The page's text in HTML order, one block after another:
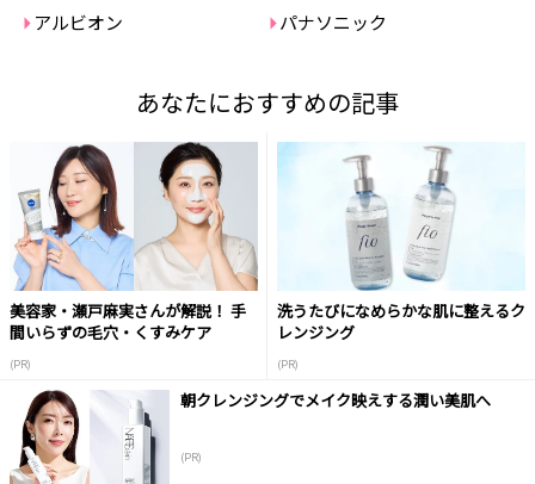
アルビオン パナソニック
あなたにおすすめの記事
美容家・瀬戸麻実さんが解説！ 手
間いらずの毛穴・くすみケア
(PR)
洗うたびになめらかな肌に整えるク
レンジング
(PR)
朝クレンジングでメイク映えする潤い美肌へ
(PR)